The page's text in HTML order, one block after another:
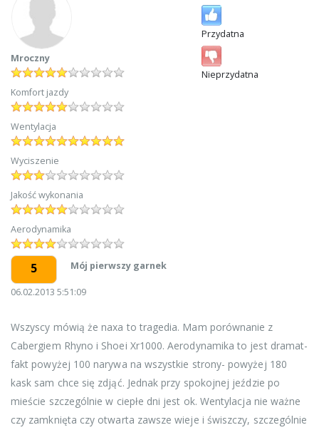
Mroczny
Komfort jazdy
Wentylacja
Wyciszenie
Jakość wykonania
Aerodynamika
Przydatna
Nieprzydatna
5 Mój pierwszy garnek
06.02.2013 5:51:09
Wszyscy mówią że naxa to tragedia. Mam porównanie z
Cabergiem Rhyno i Shoei Xr1000. Aerodynamika to jest dramat-
fakt powyżej 100 narywa na wszystkie strony- powyżej 180
kask sam chce się zdjąć. Jednak przy spokojnej jeździe po
mieście szczególnie w ciepłe dni jest ok. Wentylacja nie ważne
czy zamknięta czy otwarta zawsze wieje i świszczy, szczególnie